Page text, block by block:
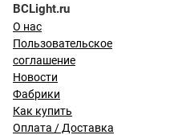
BCLight.ru
О нас
Пользовательское
соглашение
Новости
Фабрики
Как купить
Оплата / Доставка